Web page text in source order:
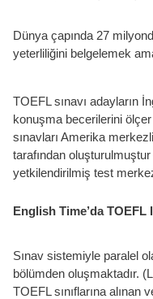
Dünya çapında 27
yeterliliğini belgelemek
TOEFL sınavı adayların
konuşma becerilerini
sınavları Amerika
tarafından
yetkilendirilmiş test
English Time’da TOEFL
Sınav sistemiyle paralel
bölümden oluşmaktadır.
TOEFL sınıflarına